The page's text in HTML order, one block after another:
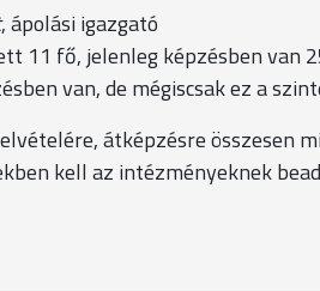
, ápolási igazgató
11 fő, jelenleg képzésben van
van, de mégiscsak ez a
átképzésre összesen
kell az intézményeknek